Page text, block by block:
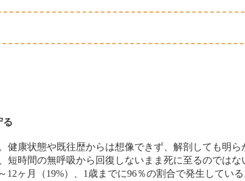
る
健康状態や既往歴からは想像できず、解剖しても明ら
短時間の無呼吸から回復しないまま死に至るのではな
12ヶ月（19%）、1歳までに96％の割合で発生してい